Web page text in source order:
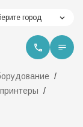
город